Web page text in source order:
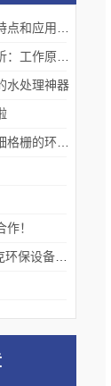
水处理神器
！